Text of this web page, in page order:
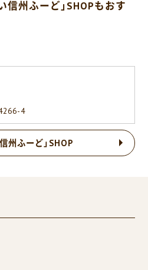
信州ふーど」SHOPもおす
4
州ふーど」SHOP